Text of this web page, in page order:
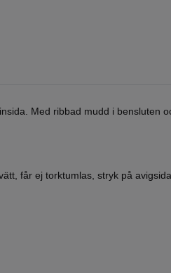
Med ribbad mudd i bensluten
får ej torktumlas, stryk på avigsida.